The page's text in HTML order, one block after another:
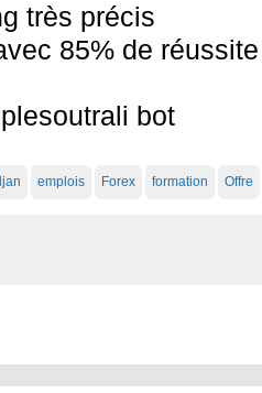
très précis
85% de
bot
emplois Forex formation Offre